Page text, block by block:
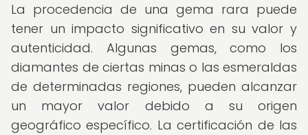
La procedencia de una gema rara puede
tener un impacto significativo en su valor y
autenticidad. Algunas gemas, como los
diamantes de ciertas minas o las esmeraldas
de determinadas regiones, pueden alcanzar
un mayor valor debido a su origen
geográfico específico. La certificación de las